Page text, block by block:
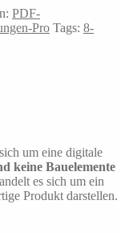
PDF-
Pro Tags: 8-
um eine digitale
keine Bauelemente
es sich um ein
Produkt darstellen.